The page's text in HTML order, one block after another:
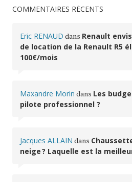
COMMENTAIRES RÉCENTS
Eric RENAUD dans Renault
de location de la Renault R5
100€/mois
Maxandre Morin dans Les
pilote professionnel ?
Jacques ALLAIN dans
neige ? Laquelle est la